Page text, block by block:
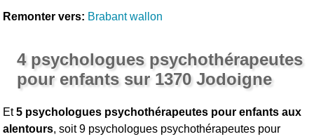
Remonter vers: Brabant wallon
4 psychologues psychothérapeutes
pour enfants sur 1370 Jodoigne
Et5 psychologues psychothérapeutes pour enfants aux
alentours, soit 9 psychologues psychothérapeutes pour